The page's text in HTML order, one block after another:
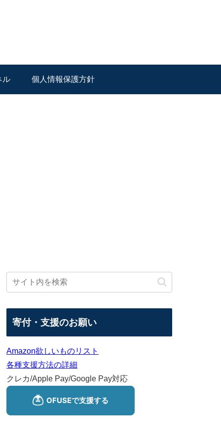
ル 個人情報保護方針
寄付・支援のお願い
Amazon欲しいものリスト
各種支援方法の詳細
クレカ/Apple Pay/Google Pay対応